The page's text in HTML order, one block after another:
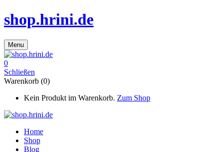
shop.hrini.de
Menu
0
Schließen
Warenkorb (0)
Kein Produkt im Warenkorb. Zum Shop
Home
Shop
Blog